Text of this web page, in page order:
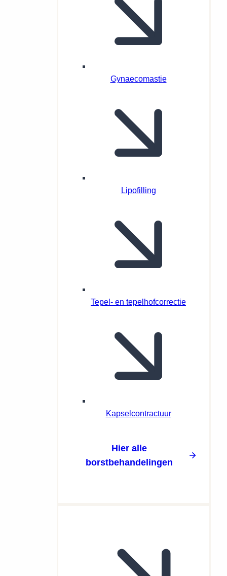
Gynaecomastie
Lipofilling
Tepel- en tepelhofcorrectie
Kapselcontractuur
Hier alle
borstbehandelingen